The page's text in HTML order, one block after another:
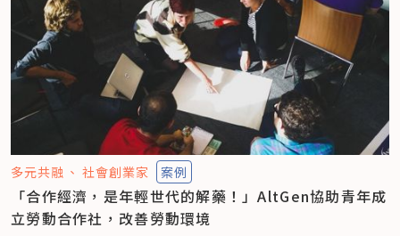
多元共融 社會創業家 案例
「合作經濟，是年輕世代的解藥！」AltGen協助青年成
立勞動合作社，改善勞動環境